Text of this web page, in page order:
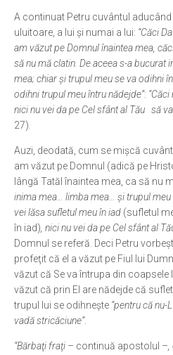
A continuat Petru cuvântul
uluitoare, a lui şi numai a lui: “Căci
am văzut pe Domnul înaintea mea,
să nu mă clatin. De aceea s-a bucurat
mea; chiar şi trupul meu se va odihni
odihni trupul meu întru nădejde”:
nici nu vei da pe Cel sfânt al Tău să
27)
Auzi, deodată, cum se mişcă
am văzut pe Domnul (adică pe
lângă Tatăl înaintea mea, ca să nu
inima mea… limba mea… şi trupul meu
vei lăsa sufletul meu în iad (sufletul
în iad) , nici nu vei da pe Cel sfânt al
Domnul se referă. Deci Petru
profeţit că el a văzut pe Fiul lui
văzut că Se va întrupa din coapsele
văzut că prin El are nădejde că
trupul lui se odihneşte “pentru că nu-
vadă stricăciune”.
“Bărbaţi fraţi – continuă apostolul –